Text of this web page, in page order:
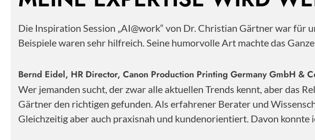
Die Inspiration Session „AI@work“ von Dr. Christian Gärtner war für
Beispiele waren sehr hilfreich. Seine humorvolle Art machte das
Bernd Eidel, HR Director, Canon Production Printing Germany GmbH &
Wer jemanden sucht, der zwar alle aktuellen Trends kennt, aber das
Gärtner den richtigen gefunden. Als erfahrener Berater und
Gleichzeitig aber auch praxisnah und kundenorientiert. Davon